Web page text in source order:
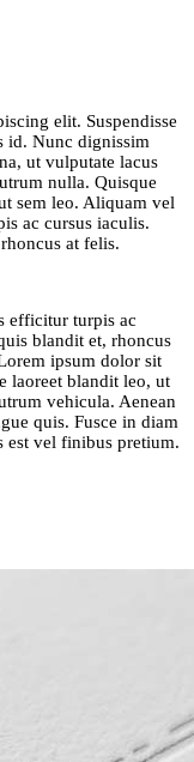
elit. Suspendisse
id. Nunc dignissim
ut vulputate lacus
nulla. Quisque
sem leo. Aliquam vel
ac cursus iaculis.
at felis.
efficitur turpis ac
blandit et, rhoncus
ipsum dolor sit
laoreet blandit leo, ut
vehicula. Aenean
quis. Fusce in diam
est vel finibus pretium.